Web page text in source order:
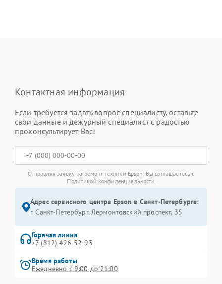
Контактная информация
Если требуется задать вопрос специалисту, оставьте
свои данные и дежурный специалист с радостью
проконсультирует Вас!
Отправляя заявку на ремонт техники Epson, Вы соглашаетесь с
Политикой конфиденциальности
Адрес сервисного центра Epson в Санкт-Петербурге:
г. Санкт-Петербург, Лермонтовский проспект, 35
Горячая линия
+7 (812) 426-52-93
Время работы
Ежедневно с 9:00 до 21:00